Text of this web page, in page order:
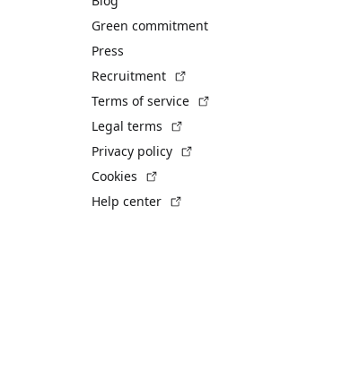
Green commitment
Press
Recruitment
Terms of service
Legal terms
Privacy policy
Cookies
Help center